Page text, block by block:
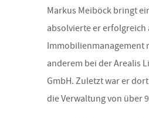
Markus Meiböck bringt
absolvierte er erfolgreich
Immobilienmanagement
anderem bei der Arealis
GmbH. Zuletzt war er
die Verwaltung von über